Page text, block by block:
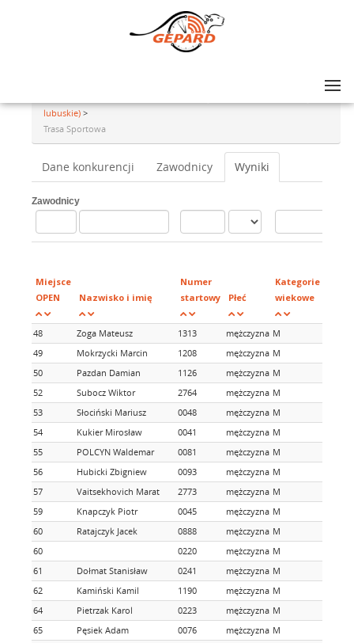
lubuskie) >
Trasa Sportowa
Dane konkurencji Zawodnicy Wyniki
Zawodnicy
Miejsce
OPEN
Nazwisko i imię
Numer
startowy
Płeć
Kategorie
wiekowe
48 Zoga Mateusz 1313 mężczyzna M
49
Mokrzycki Marcin 1208 mężczyzna M
50
Pazdan Damian 1126 mężczyzna M
52
Subocz Wiktor 2764 mężczyzna M
53
Słociński Mariusz 0048 mężczyzna M
54
Kukier Mirosław 0041 mężczyzna M
55
POLCYN Waldemar 0081 mężczyzna M
56
Hubicki Zbigniew 0093 mężczyzna M
57
Vaitsekhovich Marat 2773 mężczyzna M
59
Knapczyk Piotr 0045 mężczyzna M
60
Ratajczyk Jacek 0888 mężczyzna M
60
0220 mężczyzna M
61
Dołmat Stanisław 0241 mężczyzna M
62
Kamiński Kamil 1190 mężczyzna M
64
Pietrzak Karol 0223 mężczyzna M
65
Pęsiek Adam 0076 mężczyzna M